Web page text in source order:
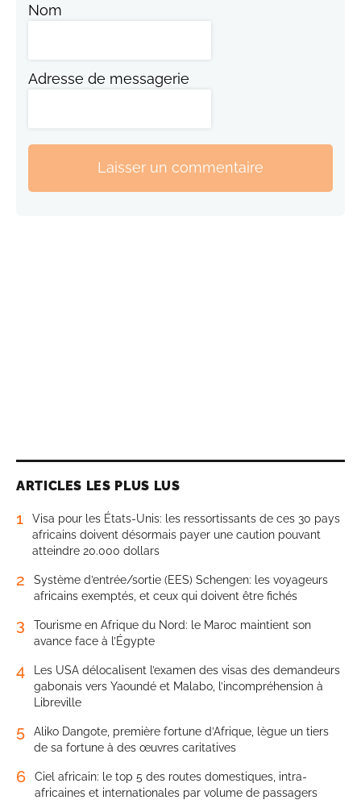
Nom
Adresse de messagerie
Laisser un commentaire
ARTICLES LES PLUS LUS
1
Visa pour les États-Unis: les ressortissants de ces 30 pays
africains doivent désormais payer une caution pouvant
atteindre 20.000 dollars
2
Système d’entrée/sortie (EES) Schengen: les voyageurs
africains exemptés, et ceux qui doivent être fichés
3
Tourisme en Afrique du Nord: le Maroc maintient son
avance face à l’Égypte
4
Les USA délocalisent l’examen des visas des demandeurs
gabonais vers Yaoundé et Malabo, l’incompréhension à
Libreville
5
Aliko Dangote, première fortune d’Afrique, lègue un tiers
de sa fortune à des œuvres caritatives
6
Ciel africain: le top 5 des routes domestiques, intra-
africaines et internationales par volume de passagers